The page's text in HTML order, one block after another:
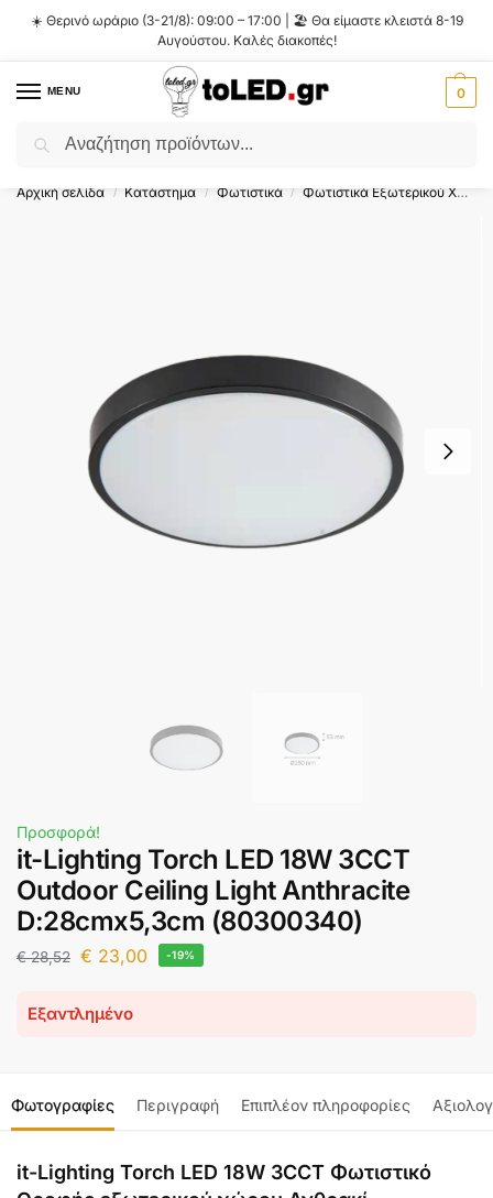
☀️ Θερινό ωράριο (3-21/8): 09:00 – 17:00 | 🏖️ Θα είμαστε κλειστά 8-19
Αυγούστου. Καλές διακοπές!
MENU 0
Flash Sale ⚡ 10% Έκπτωση με τον κωδικό
Αρχική σελίδα / Κατάστημα / Φωτιστικά / Φωτιστικά Εξωτερικού Χώρου
Προσφορά!
it-Lighting Torch LED 18W 3CCT
Outdoor Ceiling Light Anthracite
D:28cmx5,3cm (80300340)
€28,52 € 23,00 -19%
Εξαντλημένο
Φωτογραφίες Περιγραφή Επιπλέον πληροφορίες
it-Lighting Torch LED 18W 3CCT Φωτιστικό